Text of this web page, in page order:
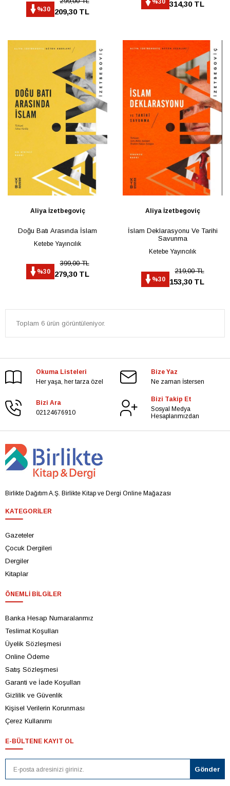
%30 209,30 TL
314,30 TL
Aliya İzetbegoviç
Doğu Batı Arasında İslam
Ketebe Yayıncılık
%30
399,00 TL
279,30 TL
Aliya İzetbegoviç
İslam Deklarasyonu Ve Tarihi
Savunma
Ketebe Yayıncılık
%30
219,00 TL
153,30 TL
Toplam 6 ürün görüntüleniyor.
Okuma Listeleri
Her yaşa, her tarza özel
Bize Yaz
Ne zaman İstersen
Bizi Ara
02124676910
Bizi Takip Et
Sosyal Medya
Hesaplarımızdan
Birlikte Dağıtım A.Ş. Birlikte Kitap ve Dergi Online Mağazası
KATEGORILER
Gazeteler
Çocuk Dergileri
Dergiler
Kitaplar
ÖNEMLI BILGILER
Banka Hesap Numaralarımız
Teslimat Koşulları
Üyelik Sözleşmesi
Online Ödeme
Satış Sözleşmesi
Garanti ve İade Koşulları
Gizlilik ve Güvenlik
Kişisel Verilerin Korunması
Çerez Kullanımı
E-BÜLTENE KAYIT OL